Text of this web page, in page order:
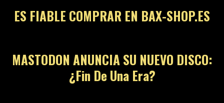
ES FIABLE COMPRAR EN BAX-SHOP.ES
14
MASTODON ANUNCIA SU NUEVO DISCO:
¿Fin De Una Era?